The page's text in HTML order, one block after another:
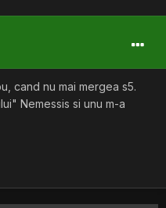
cand nu mai mergea s5.
Nemessis si unu m-a